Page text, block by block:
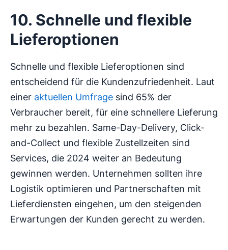
10. Schnelle und flexible
Lieferoptionen
Schnelle und flexible Lieferoptionen sind
entscheidend für die Kundenzufriedenheit. Laut
einer aktuellen Umfrage sind 65% der
Verbraucher bereit, für eine schnellere Lieferung
mehr zu bezahlen. Same-Day-Delivery, Click-
and-Collect und flexible Zustellzeiten sind
Services, die 2024 weiter an Bedeutung
gewinnen werden. Unternehmen sollten ihre
Logistik optimieren und Partnerschaften mit
Lieferdiensten eingehen, um den steigenden
Erwartungen der Kunden gerecht zu werden.